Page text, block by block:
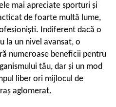
mai apreciate sporturi și
de foarte multă lume,
Indiferent dacă o
la un nivel avansat, o
numeroase beneficii pentru
tău, dar și un mod
liber ori mijlocul de
aglomerat.